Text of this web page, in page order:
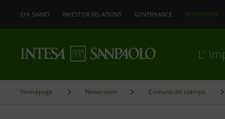
CHI SIAMO INVESTOR RELATIONS GOVERNANCE NEWSROOM
L’
Homepage Newsroom Comunicati stampa